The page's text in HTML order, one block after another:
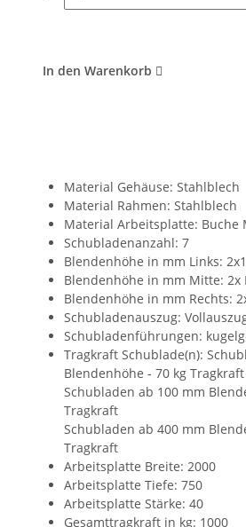
In den Warenkorb
Material Gehäuse: Stahlblech
Material Rahmen: Stahlblech
Material Arbeitsplatte: Buche
Schubladenanzahl: 7
Blendenhöhe in mm Links:
Blendenhöhe in mm Mitte: 2x
Blendenhöhe in mm Rechts:
Schubladenauszug:
Schubladenführungen:
Tragkraft Schublade(n):
Blendenhöhe - 70 kg Tragkraft
Schubladen ab 100 mm
Tragkraft
Schubladen ab 400 mm
Tragkraft
Arbeitsplatte Breite: 2000
Arbeitsplatte Tiefe: 750
Arbeitsplatte Stärke: 40
Gesamttragkraft in kg: 1000